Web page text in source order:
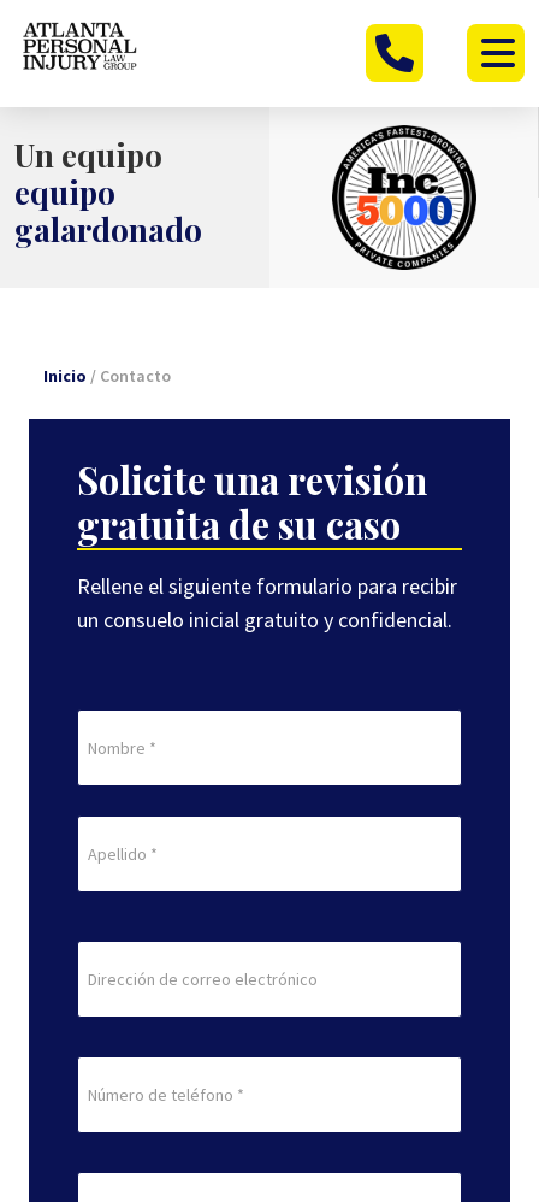
Un equipo
equipo
galardonado
Inicio / Contacto
Solicite una revisión
gratuita de su caso
Rellene el siguiente formulario para recibir
un consuelo inicial gratuito y confidencial.
(Obligatorio)
En
primer
lugar
electrónico